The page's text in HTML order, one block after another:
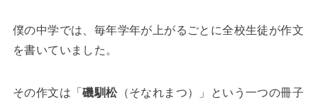
僕の中学では、毎年学年が上がるごとに全校生徒が作文
を書いていました。
その作文は「磯馴松（そなれまつ）」という一つの冊子